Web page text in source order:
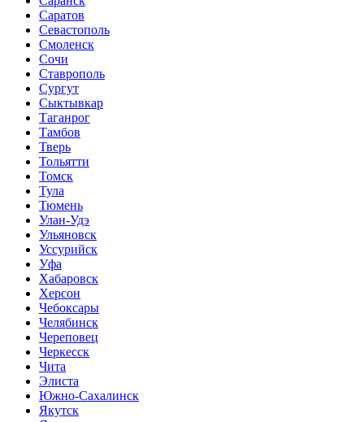
Саратов
Севастополь
Смоленск
Сочи
Ставрополь
Сургут
Сыктывкар
Таганрог
Тамбов
Тверь
Тольятти
Томск
Тула
Тюмень
Улан-Удэ
Ульяновск
Уссурийск
Уфа
Хабаровск
Херсон
Чебоксары
Челябинск
Череповец
Черкесск
Чита
Элиста
Южно-Сахалинск
Якутск